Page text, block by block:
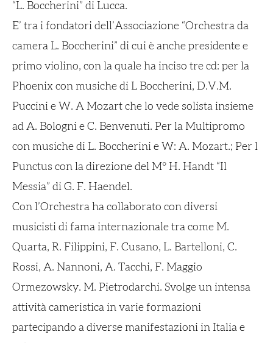
“L. Boccherini” di Lucca.
E’ tra i fondatori dell’Associazione “Orchestra da
camera L. Boccherini” di cui è anche presidente e
primo violino, con la quale ha inciso tre cd: per la
Phoenix con musiche di L Boccherini, D.V.M.
Puccini e W. A Mozart che lo vede solista insieme
ad A. Bologni e C. Benvenuti. Per la Multipromo
con musiche di L. Boccherini e W: A. Mozart.; Per l
Punctus con la direzione del M° H. Handt “Il
Messia” di G. F. Haendel.
Con l’Orchestra ha collaborato con diversi
musicisti di fama internazionale tra come M.
Quarta, R. Filippini, F. Cusano, L. Bartelloni, C.
Rossi, A. Nannoni, A. Tacchi, F. Maggio
Ormezowsky. M. Pietrodarchi. Svolge un intensa
attività cameristica in varie formazioni
partecipando a diverse manifestazioni in Italia e